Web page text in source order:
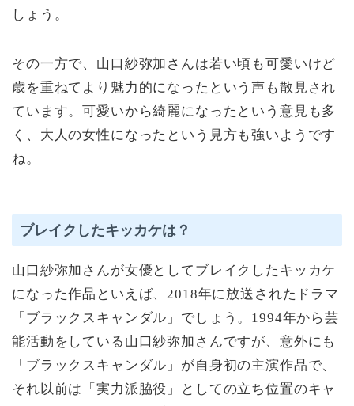
しょう。
その一方で、山口紗弥加さんは若い頃も可愛いけど
歳を重ねてより魅力的になったという声も散見され
ています。可愛いから綺麗になったという意見も多
く、大人の女性になったという見方も強いようです
ね。
ブレイクしたキッカケは？
山口紗弥加さんが女優としてブレイクしたキッカケ
になった作品といえば、2018年に放送されたドラマ
「ブラックスキャンダル」でしょう。1994年から芸
能活動をしている山口紗弥加さんですが、意外にも
「ブラックスキャンダル」が自身初の主演作品で、
それ以前は「実力派脇役」としての立ち位置のキャ